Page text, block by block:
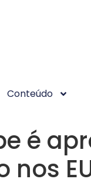
Conteúdo
é
nos